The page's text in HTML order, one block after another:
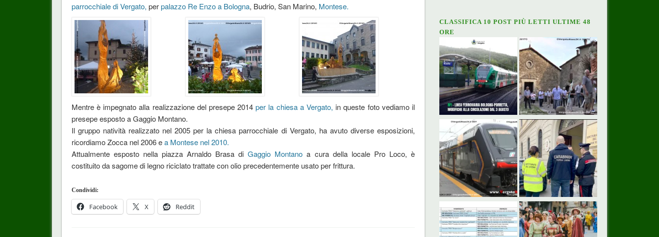
parrocchiale di Vergato, perpalazzo Re Enzo a Bologna, Budrio, San Marino, Montese.
Mentre è impegnato alla realizzazione del presepe 2014per la chiesa a Vergato, in queste foto vediamo il
presepe esposto a Gaggio Montano.
Il gruppo natività realizzato nel 2005 per la chiesa parrocchiale di Vergato, ha avuto diverse esposizioni,
ricordiamo Zocca nel 2006 ea Montese nel 2010.
Attualmente esposto nella piazza Arnaldo Brasa diGaggio Montano a cura della locale Pro Loco, è
costituito da sagome di legno riciclato trattate con olio precedentemente usato per frittura.
Condividi:
Facebook X Reddit
CLASSIFICA 10 POST PIÙ LETTI ULTIME 48
ORE